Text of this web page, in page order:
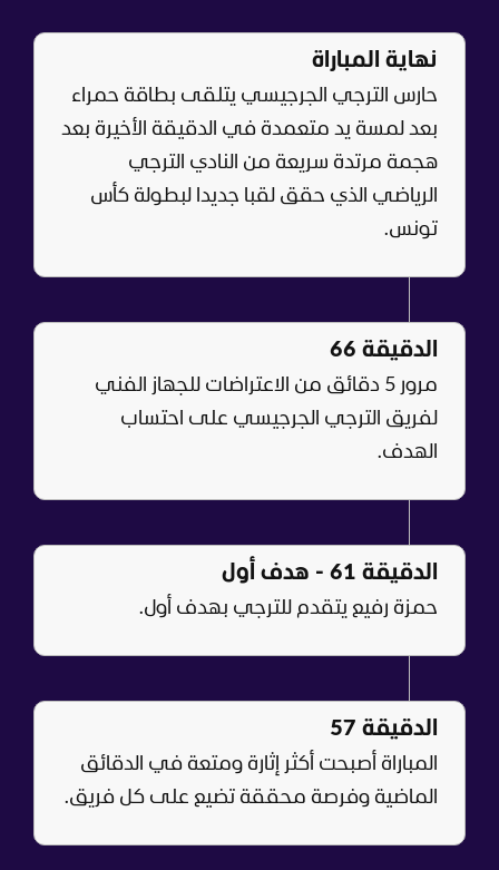
نهاية المباراة
حارس الترجي الجرجيسي يتلقى بطاقة حمراء
بعد لمسة يد متعمدة في الدقيقة الأخيرة بعد
هجمة مرتدة سريعة من النادي الترجي
الرياضي الذي حقق لقبا جديدا لبطولة كأس
تونس.
الدقيقة 66
مرور 5 دقائق من الاعتراضات للجهاز الفني
لفريق الترجي الجرجيسي على احتساب
الهدف.
الدقيقة 61 - هدف أول
حمزة رفيع يتقدم للترجي بهدف أول.
الدقيقة 57
المباراة أصبحت أكثر إثارة ومتعة في الدقائق
الماضية وفرصة محققة تضيع على كل فريق.